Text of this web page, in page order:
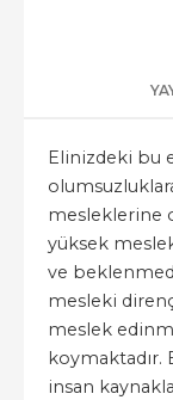
Elinizdeki bu
mesleklerine
yüksek
ve
mesleki
meslek
insan